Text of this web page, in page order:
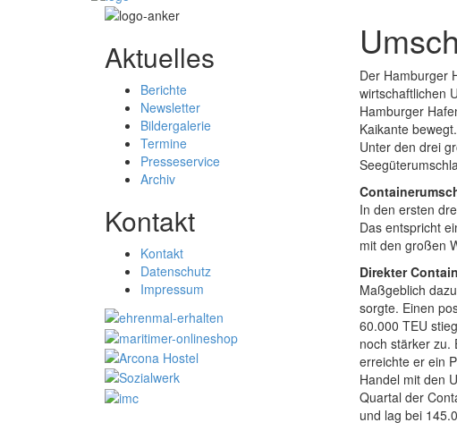
Aktuelles
Berichte
Newsletter
Bildergalerie
Termine
Presseservice
Archiv
Kontakt
Kontakt
Datenschutz
Impressum
Der Hamburger
wirtschaftlichen
Hamburger
Kaikante
Unter den drei
In den ersten
Das entspricht
mit den großen
Direkter
Maßgeblich
sorgte. Einen
60.000 TEU
noch stärker zu.
erreichte er ein
Handel mit den
Quartal der
und lag bei